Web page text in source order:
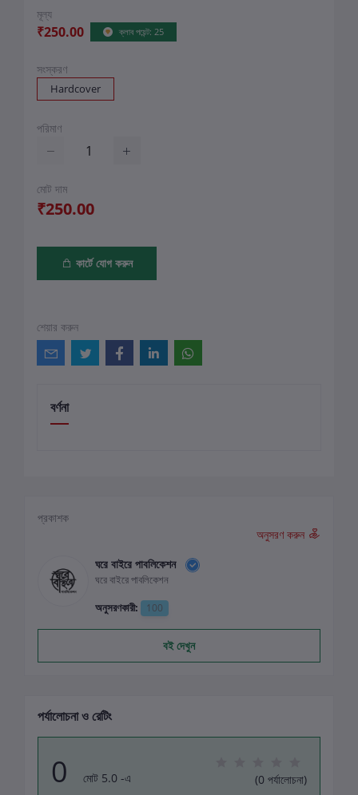
মূল্য
₹250.00 ক্লাব পয়েন্ট: 25
সংস্করণ
Hardcover
পরিমাণ
মোট দাম
₹250.00
কার্টে যোগ করুন
শেয়ার করুন
বর্ণনা
প্রকাশক
অনুসরণ করুন
ঘরে বাইরে পাবলিকেশন
ঘরে বাইরে পাবলিকেশন
অনুসরণকারী:
100
বই দেখুন
পর্যালোচনা ও রেটিং
0 মোট 5.0 -এ (0 পর্যালোচনা)